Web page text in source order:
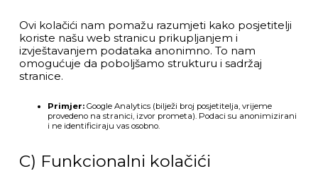
Ovi kolačići nam pomažu razumjeti kako posjetitelji
koriste našu web stranicu prikupljanjem i
izvještavanjem podataka anonimno. To nam
omogućuje da poboljšamo strukturu i sadržaj
stranice.
Primjer: Google Analytics (bilježi broj posjetitelja, vrijeme
provedeno na stranici, izvor prometa). Podaci su anonimizirani
i ne identificiraju vas osobno.
C) Funkcionalni kolačići